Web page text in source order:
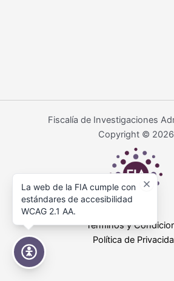
Fiscalía de Investigaciones
Copyright © 2026
Términos y
Política de
Accesibilidad
La web de la FIA cumple con
estándares de accesibilidad
WCAG 2.1 AA.